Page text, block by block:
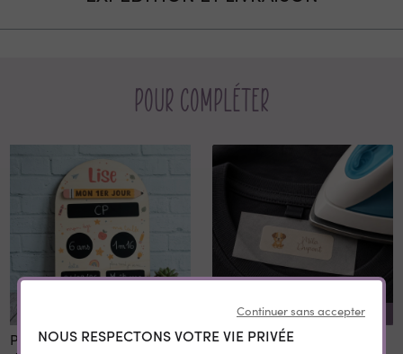
Pour compléter
Panneau 1er et dernier jour
REMISE SUR LA QUANTITÉ
Etiquettes vêtement
Continuer sans accepter
NOUS RESPECTONS VOTRE VIE PRIVÉE